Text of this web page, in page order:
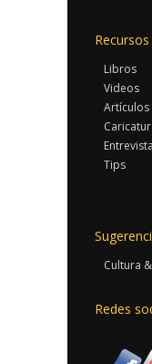
Recursos
Libros
Videos
Artículos
Tips
Cultura
Redes